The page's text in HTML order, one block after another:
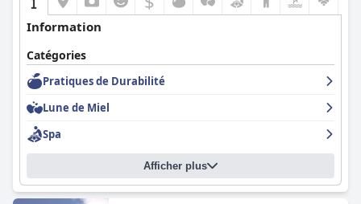
Information
Catégories
Pratiques de Durabilité
Lune de Miel
Spa
Afficher plus